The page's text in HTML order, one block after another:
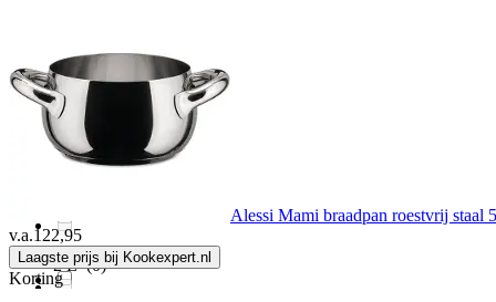
Dajar
De Buyer (28)
Domotti (1)
1.75 L(0)
1.8 L
2 L(0)
Alessi Mami braadpan roestvrij staal
v.a.122,95
Laagste prijs bij Kookexpert.nl
Korting